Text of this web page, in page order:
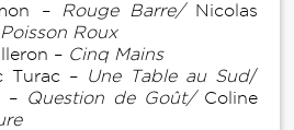
– Rouge Barre/ Nicolas
Roux
– Cinq Mains
Turac – Une Table au Sud/
– Question de Goût/ Coline